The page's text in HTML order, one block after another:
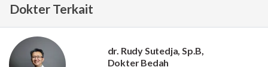
Dokter Terkait